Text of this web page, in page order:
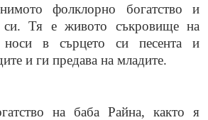
фолклорно богатство и
Тя е живото съкровище на
носи в сърцето си песента и
и ги предава на младите.
на баба Райна, както я